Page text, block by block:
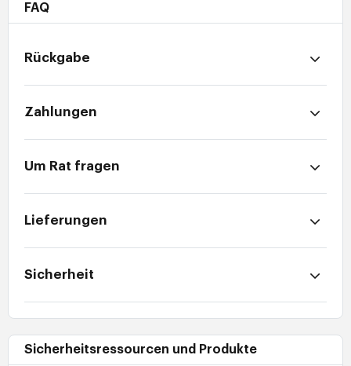
FAQ
Rückgabe
Zahlungen
Um Rat fragen
Lieferungen
Sicherheit
Sicherheitsressourcen und Produkte